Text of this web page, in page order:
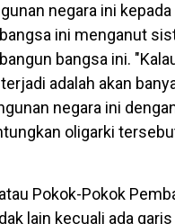
negara ini
bangsa ini menganut
bangsa ini.
adalah akan
negara ini
oligarki
Pokok-Pokok
lain kecuali ada